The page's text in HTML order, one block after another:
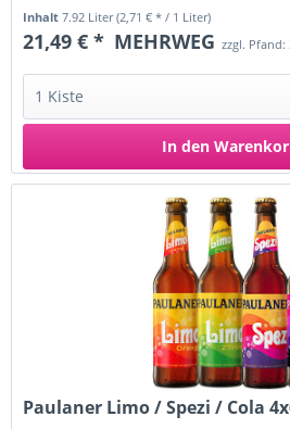
Inhalt7.92 Liter(2,71 € * / 1 Liter)
21,49 € * MEHRWEG zzgl. Pfand:
In den
Paulaner Limo / Spezi / Cola